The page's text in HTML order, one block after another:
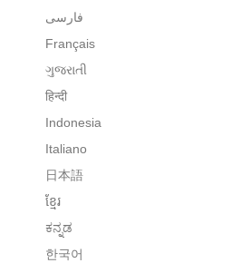
فارسی
Français
ગુજરાતી
हिन्दी
Indonesia
Italiano
日本語
ខ្មែរ
ಕನ್ನಡ
한국어